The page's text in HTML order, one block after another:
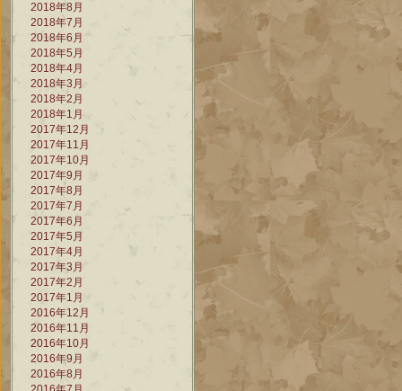
2018年8月
2018年7月
2018年6月
2018年5月
2018年4月
2018年3月
2018年2月
2018年1月
2017年12月
2017年11月
2017年10月
2017年9月
2017年8月
2017年7月
2017年6月
2017年5月
2017年4月
2017年3月
2017年2月
2017年1月
2016年12月
2016年11月
2016年10月
2016年9月
2016年8月